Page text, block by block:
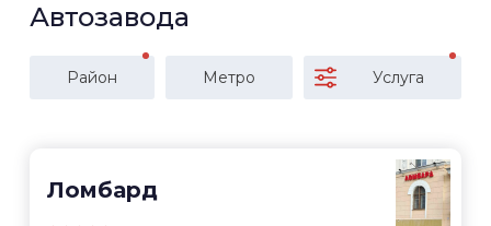
Автозавода
Район Метро Услуга
Ломбард